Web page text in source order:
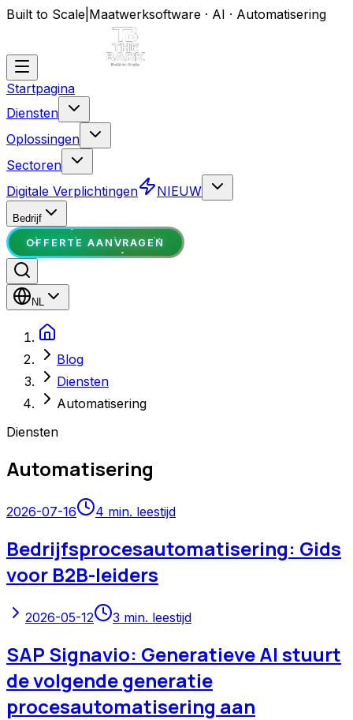
Built to Scale Maatwerksoftware · AI · Automatisering
Startpagina
Diensten
Oplossingen
Sectoren
Digitale Verplichtingen
NIEUW
Bedrijf
OFFERTE AANVRAGEN
NL
Blog
Diensten
Automatisering
Diensten
Automatisering
2026-07-16 4 min. leestijd
Bedrijfsprocesautomatisering: Gids
voor B2B-leiders
2026-05-12 3 min. leestijd
SAP Signavio: Generatieve AI stuurt
de volgende generatie
procesautomatisering aan